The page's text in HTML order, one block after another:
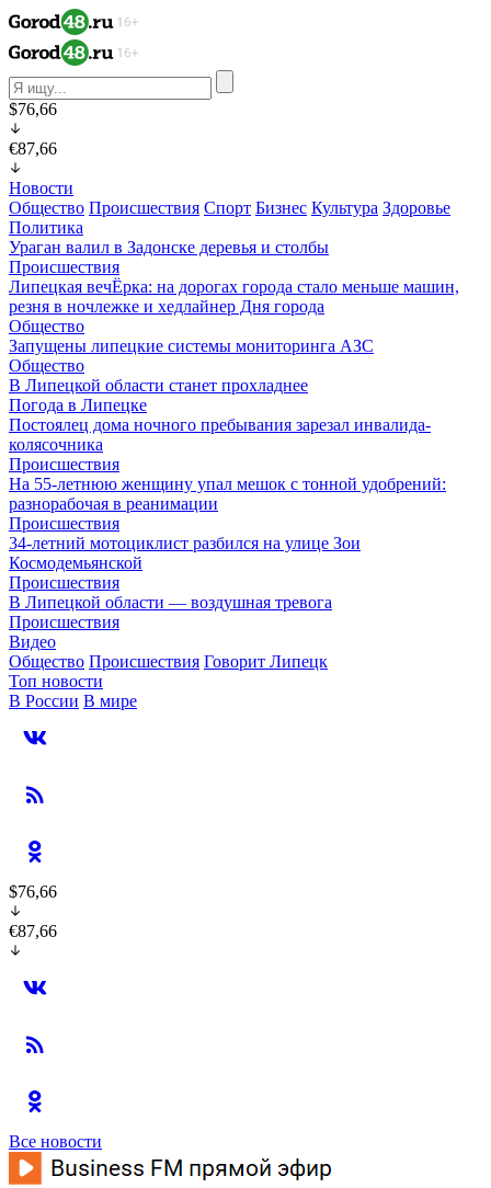
$76,66
€87,66
Новости
Общество Происшествия Спорт Бизнес Культура Здоровье
Политика
Ураган валил в Задонске деревья и столбы
Происшествия
Липецкая вечЁрка: на дорогах города стало меньше машин,
резня в ночлежке и хедлайнер Дня города
Общество
Запущены липецкие системы мониторинга АЗС
Общество
В Липецкой области станет прохладнее
Погода в Липецке
Постоялец дома ночного пребывания зарезал инвалида-
колясочника
Происшествия
На 55-летнюю женщину упал мешок с тонной удобрений:
разнорабочая в реанимации
Происшествия
34-летний мотоциклист разбился на улице Зои
Космодемьянской
Происшествия
В Липецкой области — воздушная тревога
Происшествия
Видео
Общество Происшествия Говорит Липецк
Топ новости
В России В мире
$76,66
€87,66
Все новости